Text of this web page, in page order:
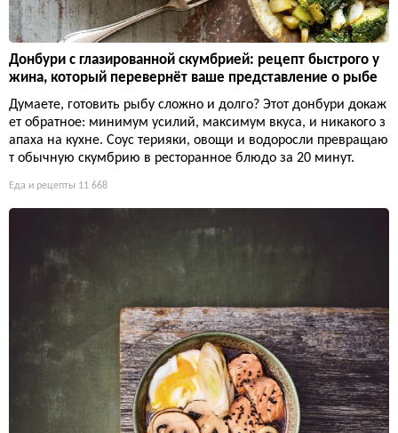
Донбури с глазированной скумбрией: рецепт быстрого у
жина, который перевернёт ваше представление о рыбе
Думаете, готовить рыбу сложно и долго? Этот донбури докаж
ет обратное: минимум усилий, максимум вкуса, и никакого з
апаха на кухне. Соус терияки, овощи и водоросли превращаю
т обычную скумбрию в ресторанное блюдо за 20 минут.
Еда и рецепты 11 668